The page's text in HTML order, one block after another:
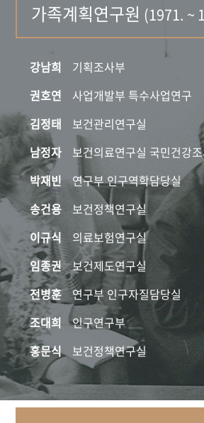
가족계획연구원 (1971. ~
강남희 기획조사부
권호연
사업개발부 특수사업연구
김정태
보건관리연구실
남정자
보건의료연구실 국민건강
박재빈
연구부 인구역학담당실
송건용
보건정책연구실
이규식
의료보험연구실
임종권
보건제도연구실
전병훈
연구부 인구자질담당실
조대희
인구연구부
홍문식
보건정책연구실